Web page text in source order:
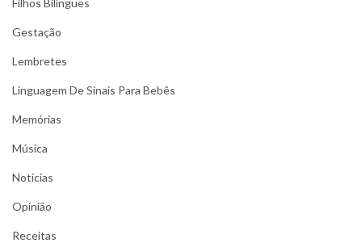
Filhos Bilíngues
Gestação
Lembretes
Linguagem De Sinais Para Bebês
Memórias
Música
Notícias
Opinião
Receitas